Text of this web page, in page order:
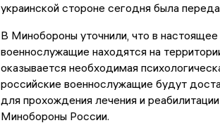
украинской стороне сегодня была
В Минобороны уточнили, что в
военнослужащие находятся на
оказывается необходимая
российские военнослужащие будут
для прохождения лечения и
Минобороны России.